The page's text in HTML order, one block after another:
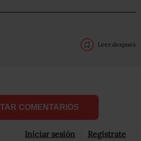
Leer después
COMENTARIOS
Iniciar sesión Registrate